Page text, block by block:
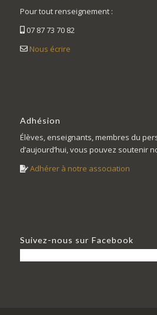
Pour tout renseignement :
07 87 73 70 82
Nous écrire
Adhésion
Élèves, enseignants, membres du
d’aujourd’hui, vous pouvez soutenir
Adhérer à notre association
Suivez-nous sur Facebook